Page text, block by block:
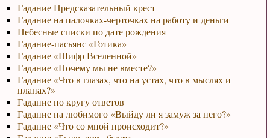
Гадание Предсказательный крест
Гадание на палочках-черточках на работу и деньги
Небесные списки по дате рождения
Гадание-пасьянс «Готика»
Гадание «Шифр Вселенной»
Гадание «Почему мы не вместе?»
Гадание «Что в глазах, что на устах, что в мыслях и
планах?»
Гадание по кругу ответов
Гадание на любимого «Выйду ли я замуж за него?»
Гадание «Что со мной происходит?»